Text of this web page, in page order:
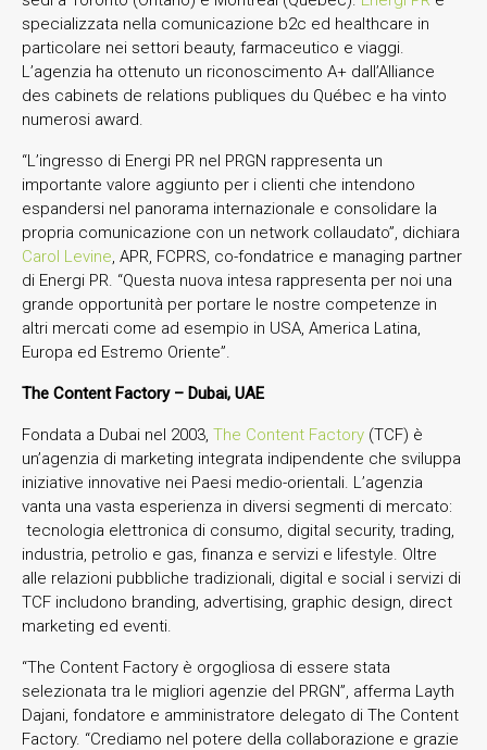
specializzata nella comunicazione b2c ed healthcare in
particolare nei settori beauty, farmaceutico e viaggi.
L’agenzia ha ottenuto un riconoscimento A+ dall’Alliance
des cabinets de relations publiques du Québec e ha vinto
numerosi award.
“L’ingresso di Energi PR nel PRGN rappresenta un
importante valore aggiunto per i clienti che intendono
espandersi nel panorama internazionale e consolidare la
propria comunicazione con un network collaudato”, dichiara
Carol Levine, APR, FCPRS, co-fondatrice e managing partner
di Energi PR. “Questa nuova intesa rappresenta per noi una
grande opportunità per portare le nostre competenze in
altri mercati come ad esempio in USA, America Latina,
Europa ed Estremo Oriente”.
The Content Factory – Dubai, UAE
Fondata a Dubai nel 2003, The Content Factory (TCF) è
un’agenzia di marketing integrata indipendente che sviluppa
iniziative innovative nei Paesi medio-orientali. L’agenzia
vanta una vasta esperienza in diversi segmenti di mercato:
tecnologia elettronica di consumo, digital security, trading,
industria, petrolio e gas, finanza e servizi e lifestyle. Oltre
alle relazioni pubbliche tradizionali, digital e social i servizi di
TCF includono branding, advertising, graphic design, direct
marketing ed eventi.
“The Content Factory è orgogliosa di essere stata
selezionata tra le migliori agenzie del PRGN”, afferma Layth
Dajani, fondatore e amministratore delegato di The Content
Factory. “Crediamo nel potere della collaborazione e grazie